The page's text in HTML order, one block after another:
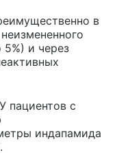
в
5%) и через
У пациентов с
индапамида